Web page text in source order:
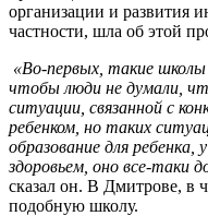
организации и развития
частности, шла об этой
«Во-первых, такие
чтобы люди не думали,
ситуации, связанной с
ребенком, но таких
образование для
здоровьем, оно все-таки
сказал он. В Дмитрове, в
подобную школу.